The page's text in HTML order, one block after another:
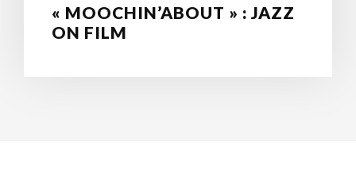
« MOOCHIN’ABOUT » : JAZZ
ON FILM